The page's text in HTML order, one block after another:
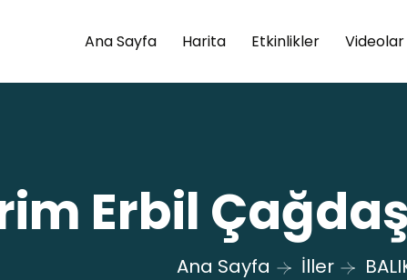
Ana Sayfa Harita Etkinlikler Videolar
Erbil
Ana Sayfa İller